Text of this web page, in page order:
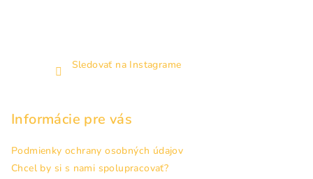
Sledovať na Instagrame
Informácie pre vás
Podmienky ochrany osobných údajov
Chcel by si s nami spolupracovať?